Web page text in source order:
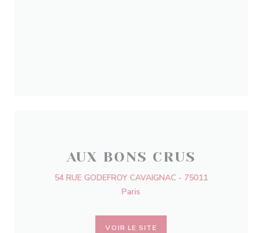
AUX BONS CRUS
54 RUE GODEFROY CAVAIGNAC - 75011
Paris
VOIR LE SITE